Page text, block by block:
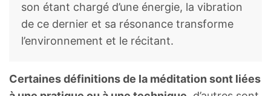
son étant chargé d’une énergie, la vibration
de ce dernier et sa résonance transforme
l’environnement et le récitant.
Certaines définitions de la méditation sont liées